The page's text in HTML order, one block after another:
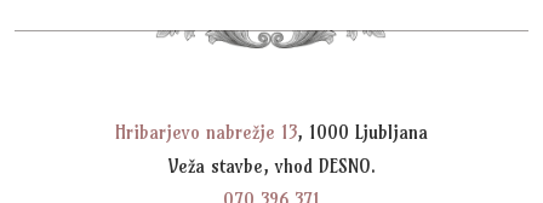
Hribarjevo nabrežje 13, 1000 Ljubljana
Veža stavbe, vhod DESNO.